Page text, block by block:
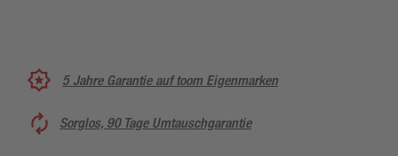
5 Jahre Garantie auf toom Eigenmarken
Sorglos, 90 Tage Umtauschgarantie